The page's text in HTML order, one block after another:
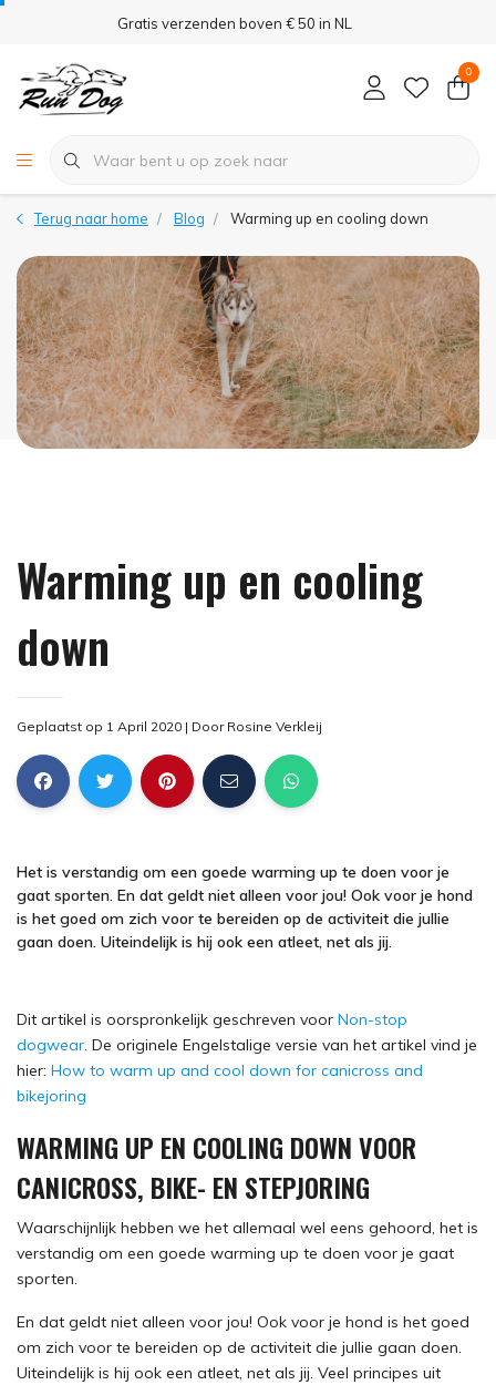
Gratis verzenden boven € 50 in NL
0
Terug naar home Blog Warming up en cooling down
Warming up en cooling
down
Geplaatst op 1 April 2020 | Door Rosine Verkleij
Het is verstandig om een goede warming up te doen voor je
gaat sporten. En dat geldt niet alleen voor jou! Ook voor je hond
is het goed om zich voor te bereiden op de activiteit die jullie
gaan doen. Uiteindelijk is hij ook een atleet, net als jij.
Dit artikel is oorspronkelijk geschreven voor Non-stop
dogwear. De originele Engelstalige versie van het artikel vind je
hier: How to warm up and cool down for canicross and
bikejoring
WARMING UP EN COOLING DOWN VOOR
CANICROSS, BIKE- EN STEPJORING
Waarschijnlijk hebben we het allemaal wel eens gehoord, het is
verstandig om een goede warming up te doen voor je gaat
sporten.
En dat geldt niet alleen voor jou! Ook voor je hond is het goed
om zich voor te bereiden op de activiteit die jullie gaan doen.
Uiteindelijk is hij ook een atleet, net als jij. Veel principes uit